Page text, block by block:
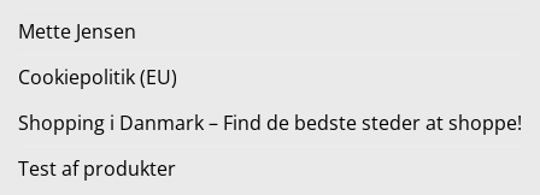
Mette Jensen
Cookiepolitik (EU)
Shopping i Danmark – Find de bedste steder at shoppe!
Test af produkter